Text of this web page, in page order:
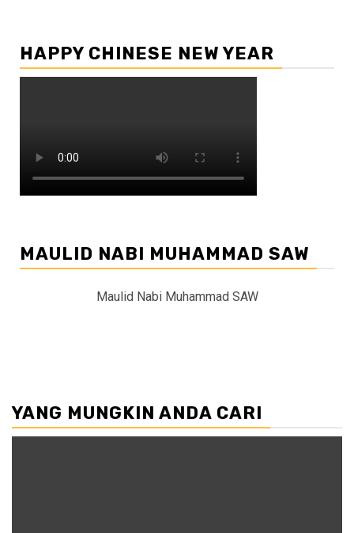
HAPPY CHINESE NEW YEAR
MAULID NABI MUHAMMAD SAW
Maulid Nabi Muhammad SAW
YANG MUNGKIN ANDA CARI